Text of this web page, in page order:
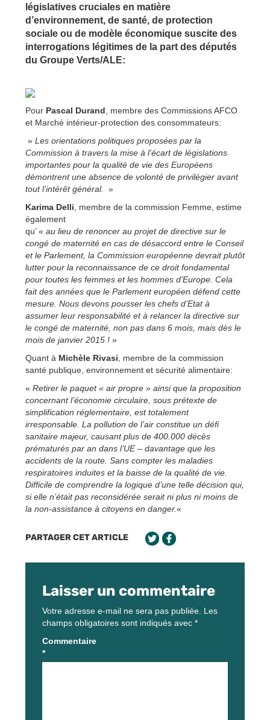
législatives cruciales en matière
d’environnement, de santé, de protection
sociale ou de modèle économique suscite des
interrogations légitimes de la part des députés
du Groupe Verts/ALE:
Pour Pascal Durand , membre des Commissions AFCO
et Marché intérieur-protection des consommateurs:
» Les orientations politiques proposées par la
Commission à travers la mise à l’écart de législations
importantes pour la qualité de vie des Européens
démontrent une absence de volonté de privilégier avant
tout l’intérêt général.
»
Karima Delli , membre de la commission Femme, estime
également
qu’ « au lieu de renoncer au projet de directive sur le
congé de maternité en cas de désaccord entre le Conseil
et le Parlement, la Commission européenne devrait plutôt
lutter pour la reconnaissance de ce droit fondamental
pour toutes les femmes et les hommes d’Europe. Cela
fait des années que le Parlement européen défend cette
mesure. Nous devons pousser les chefs d’Etat à
assumer leur responsabilité et à relancer la directive sur
le congé de maternité, non pas dans 6 mois, mais dès le
mois de janvier 2015 ! »
Quant à Michèle Rivasi , membre de la commission
santé publique, environnement et sécurité alimentaire:
« Retirer le paquet « air propre » ainsi que la proposition
concernant l’économie circulaire, sous prétexte de
simplification réglementaire, est totalement
irresponsable. La pollution de l’air constitue un défi
sanitaire majeur, causant plus de 400.000 décès
prématurés par an dans l’UE – davantage que les
accidents de la route. Sans compter les maladies
respiratoires induites et la baisse de la qualité de vie.
Difficile de comprendre la logique d’une telle décision qui,
si elle n’était pas reconsidérée serait ni plus ni moins de
la non-assistance à citoyens en danger.«
PARTAGER CET ARTICLE
Laisser un commentaire
Votre adresse e-mail ne sera pas publiée. Les
champs obligatoires sont indiqués avec *
Commentaire
*